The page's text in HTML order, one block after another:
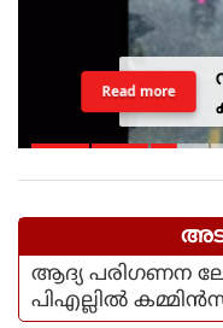
Read more
ആദ്യ പരിഗണന
പിഎല്ലിൽ കമ്മിൻസ്